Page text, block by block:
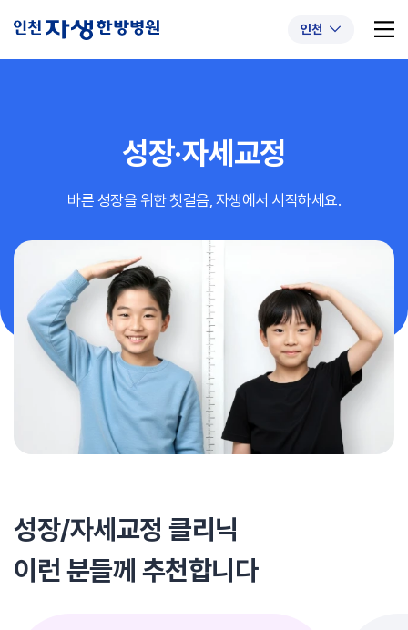
인천
#초음파약침 #척추압박골절
#교통사고후유증 #허리디스크 #목디스크
성장·자세교정
바른 성장을 위한 첫걸음, 자생에서 시작하세요.
성장/자세교정 클리닉
이런 분들께 추천합니다